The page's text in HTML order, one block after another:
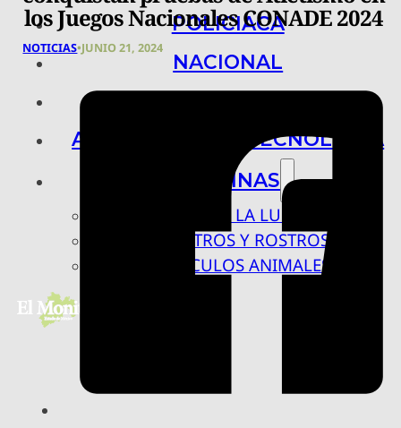
POLICIACA
NACIONAL
ARTE, CIENCIA Y TECNOLOGÍA
COLUMNAS
BAJO LA LUPA
RASTROS Y ROSTROS
VÍNCULOS ANIMALES
los Juegos Nacionales CONADE 2024
NOTICIAS•JUNIO 21, 2024